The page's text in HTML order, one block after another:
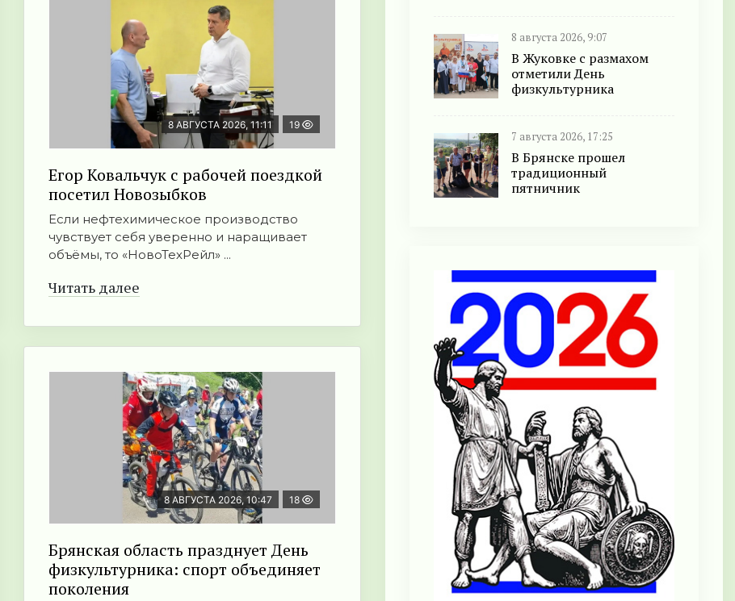
8 АВГУСТА 2026, 11:11 19
Егор Ковальчук с рабочей поездкой
посетил Новозыбков
Если нефтехимическое производство
чувствует себя уверенно и наращивает
объёмы, то «НовоТехРейл» ...
Читать далее
8 АВГУСТА 2026, 10:47 18
Брянская область празднует День
физкультурника: спорт объединяет
поколения
8 августа 2026, 9:07
В Жуковке с размахом
отметили День
физкультурника
7 августа 2026, 17:25
В Брянске прошел
традиционный
пятничник